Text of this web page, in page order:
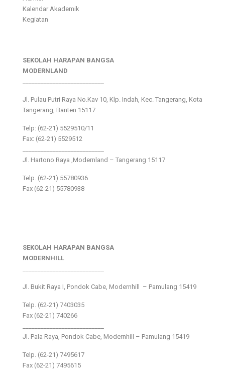
Kalendar Akademik
Kegiatan
SEKOLAH HARAPAN BANGSA
MODERNLAND
Jl. Pulau Putri Raya No.Kav 10, Klp. Indah, Kec. Tangerang, Kota
Tangerang, Banten 15117
Telp: (62-21) 5529510/11
Fax: (62-21) 5529512
Jl. Hartono Raya ,Modernland – Tangerang 15117
Telp. (62-21) 55780936
Fax (62-21) 55780938
SEKOLAH HARAPAN BANGSA
MODERNHILL
Jl. Bukit Raya I, Pondok Cabe, Modernhill – Pamulang 15419
Telp. (62-21) 7403035
Fax (62-21) 740266
Jl. Pala Raya, Pondok Cabe, Modernhill – Pamulang 15419
Telp. (62-21) 7495617
Fax (62-21) 7495615